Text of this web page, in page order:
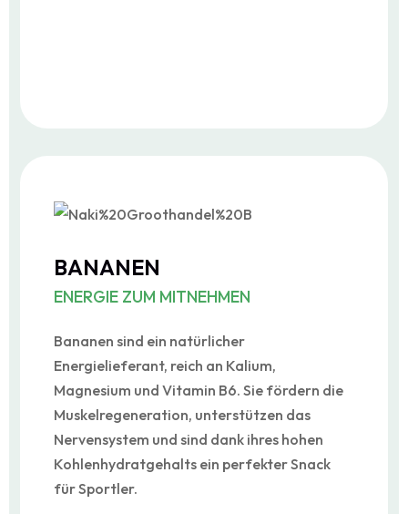
BANANEN
ENERGIE ZUM MITNEHMEN
Bananen sind ein natürlicher
Energielieferant, reich an Kalium,
Magnesium und Vitamin B6. Sie fördern die
Muskelregeneration, unterstützen das
Nervensystem und sind dank ihres hohen
Kohlenhydratgehalts ein perfekter Snack
für Sportler.